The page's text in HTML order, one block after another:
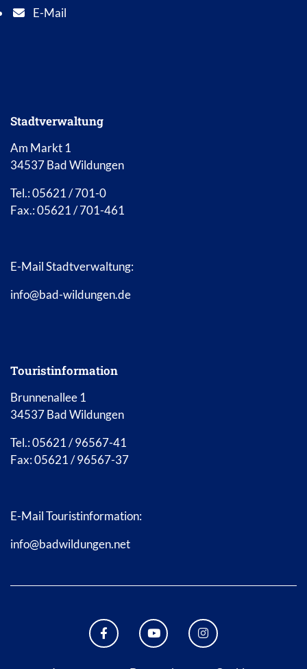
E-Mail
E-Mail Adresse: info@bad-wildungen.de
Stadtverwaltung
Am Markt 1
34537 Bad Wildungen
Tel.: 05621 / 701-0
Fax.: 05621 / 701-461
E-Mail Stadtverwaltung:
info@bad-wildungen.de
Touristinformation
Brunnenallee 1
34537 Bad Wildungen
Tel.: 05621 / 96567-41
Fax: 05621 / 96567-37
E-Mail Touristinformation:
info@badwildungen.net
FACEBOOK BAD WILDUNGEN
YOUTUBE KANAL STADT
INSTAGRAM